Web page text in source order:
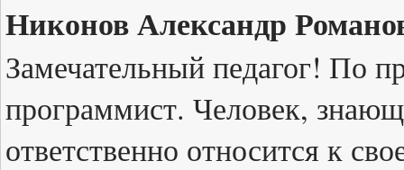
Никонов Александр
Замечательный педагог! По
программист. Человек,
ответственно относится к